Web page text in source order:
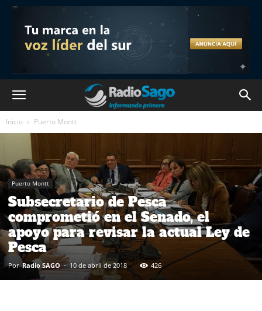
Inicio Puerto Montt
Puerto Montt
Subsecretario de Pesca
comprometió en el Senado, el
apoyo para revisar la actual Ley de
Pesca
Por Radio SAGO - 10 de abril de 2018 426